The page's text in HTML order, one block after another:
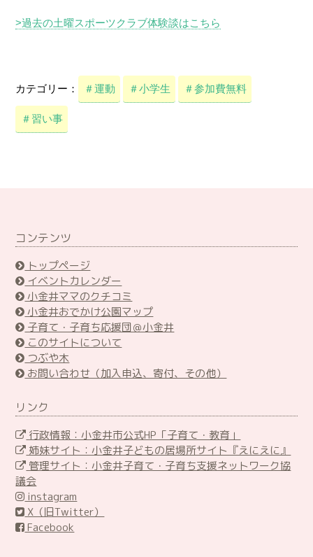
>過去の土曜スポーツクラブ体験談はこちら
カテゴリー： ＃運動 ＃小学生 ＃参加費無料
＃習い事
コンテンツ
トップページ
イベントカレンダー
小金井ママのクチコミ
小金井おでかけ公園マップ
子育て・子育ち応援団＠小金井
このサイトについて
つぶや木
お問い合わせ（加入申込、寄付、その他）
リンク
行政情報：小金井市公式HP「子育て・教育」
姉妹サイト：小金井子どもの居場所サイト『えにえに』
管理サイト：小金井子育て・子育ち支援ネットワーク協
議会
instagram
X（旧Twitter）
Facebook